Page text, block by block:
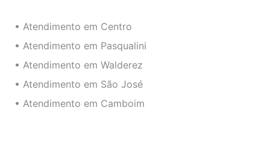
• Atendimento em Centro
• Atendimento em Pasqualini
• Atendimento em Walderez
• Atendimento em São José
• Atendimento em Camboim